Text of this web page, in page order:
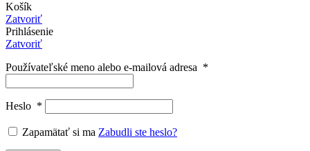
Košík
Zatvoriť
Prihlásenie
Zatvoriť
Používateľské meno alebo e-mailová adresa *
Heslo *
Zapamätať si ma Zabudli ste heslo?